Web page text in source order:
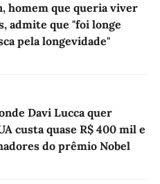
homem que queria viver
admite que "foi longe
pela longevidade"
Davi Lucca quer
custa quase R$ 400 mil e
do prêmio Nobel